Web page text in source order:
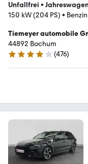
Unfallfrei •
150 kW (204 PS) • Benzin
Tiemeyer automobile
44892 Bochum
4 Sterne
(476)